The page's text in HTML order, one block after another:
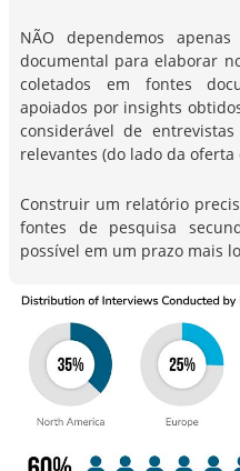
NÃO dependemos
documental para elaborar
coletados em fontes
apoiados por insights
considerável de
relevantes (do lado da oferta
Construir um relatório
fontes de pesquisa
possível em um prazo mais